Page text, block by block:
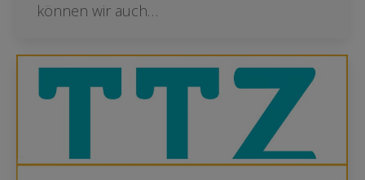
können wir auch…